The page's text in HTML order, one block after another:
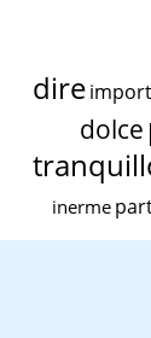
dire
dolce
inerme